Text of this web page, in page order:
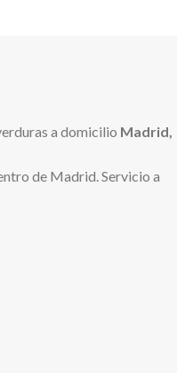
a domicilio Madrid,
de Madrid. Servicio a